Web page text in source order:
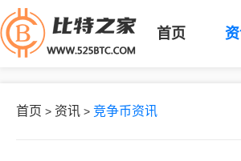
首页
首页 > 资讯 > 竞争币资讯